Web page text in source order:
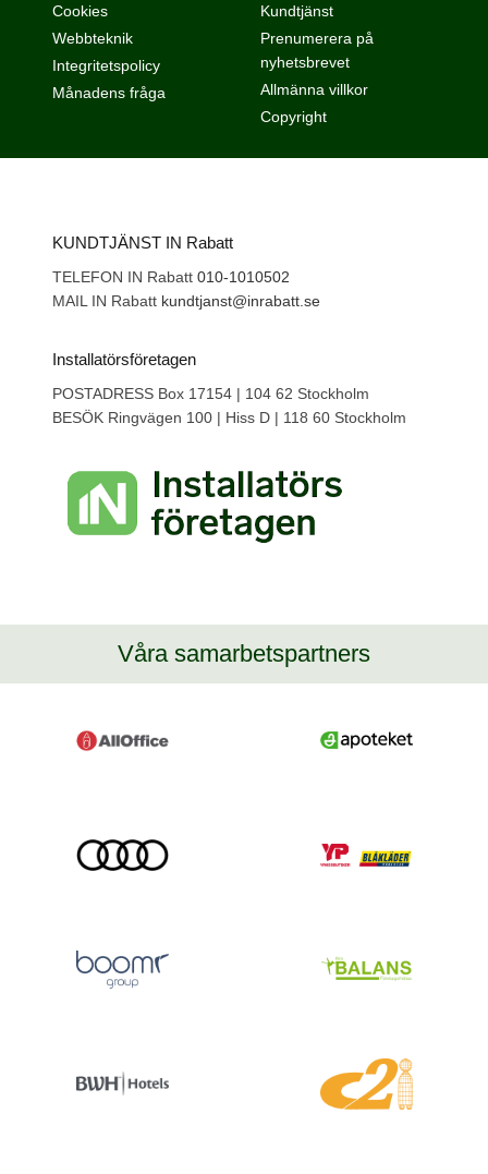
Cookies
Webbteknik
Integritetspolicy
Månadens fråga
Kundtjänst
Prenumerera på
nyhetsbrevet
Allmänna villkor
Copyright
KUNDTJÄNST IN Rabatt
TELEFON IN Rabatt 010-1010502
MAIL IN Rabatt kundtjanst@inrabatt.se
Installatörsföretagen
POSTADRESS Box 17154 | 104 62 Stockholm
BESÖK Ringvägen 100 | Hiss D | 118 60 Stockholm
Våra samarbetspartners